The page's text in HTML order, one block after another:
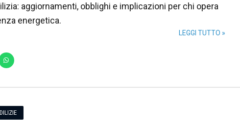
aggiornamenti, obblighi e implicazioni per chi opera
energetica.
LEGGI TUTTO »